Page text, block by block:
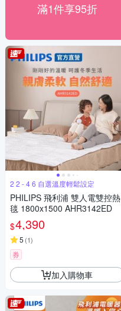
滿1件享95折
2 2 - 4 6 自選溫度輕鬆設定
PHILIPS 飛利浦 雙人電雙控熱
毯 1800x1500 AHR3142ED
$4,390
5 (1)
券
加入購物車